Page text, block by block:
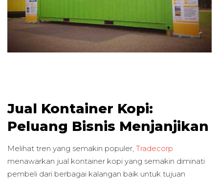
Jual Kontainer Kopi:
Peluang Bisnis Menjanjikan
Melihat tren yang semakin populer, Tradecorp
menawarkan jual kontainer kopi yang semakin diminati
pembeli dari berbagai kalangan baik untuk tujuan